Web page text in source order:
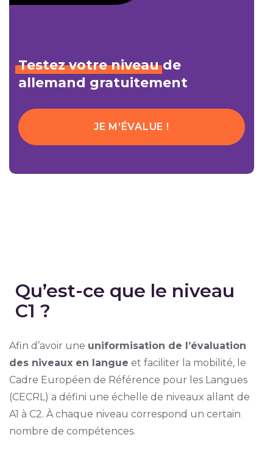
Testez votre niveaude
allemand gratuitement
JE M'ÉVALUE !
Qu’est-ce que le niveau
C1 ?
Afin d’avoir une uniformisation de l’évaluation
des niveaux en langue et faciliter la mobilité, le
Cadre Européen de Référence pour les Langues
(CECRL) a défini une échelle de niveaux allant de
A1 à C2. À chaque niveau correspond un certain
nombre de compétences.